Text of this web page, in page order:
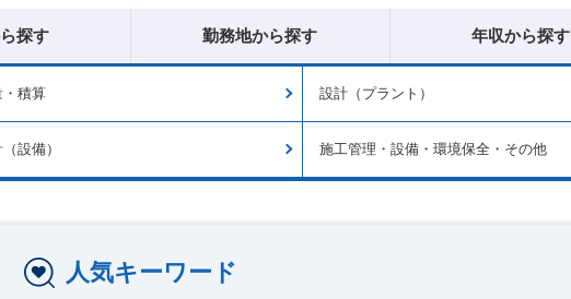
探す 勤務地から探す 年収から探す
・積算 設計（プラント）
設備） 施工管理・設備・環境保全・その他
人気キーワード